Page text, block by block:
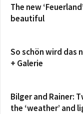
The new
beautiful
So schön wird das
+ Galerie
Bilger and Rainer:
the ‘weather’ and